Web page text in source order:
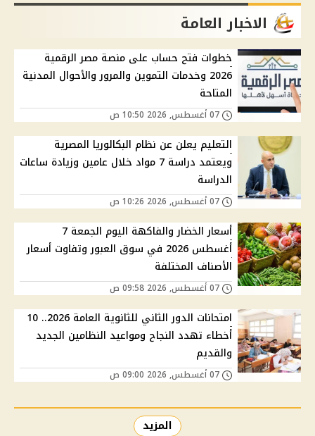
الاخبار العامة
خطوات فتح حساب على منصة مصر الرقمية
2026 وخدمات التموين والمرور والأحوال المدنية
المتاحة
التعليم يعلن عن نظام البكالوريا المصرية
ويعتمد دراسة 7 مواد خلال عامين وزيادة ساعات
الدراسة
أسعار الخضار والفاكهة اليوم الجمعة 7
أغسطس 2026 في سوق العبور وتفاوت أسعار
الأصناف المختلفة
امتحانات الدور الثاني للثانوية العامة 2026.. 10
أخطاء تهدد النجاح ومواعيد النظامين الجديد
والقديم
المزيد